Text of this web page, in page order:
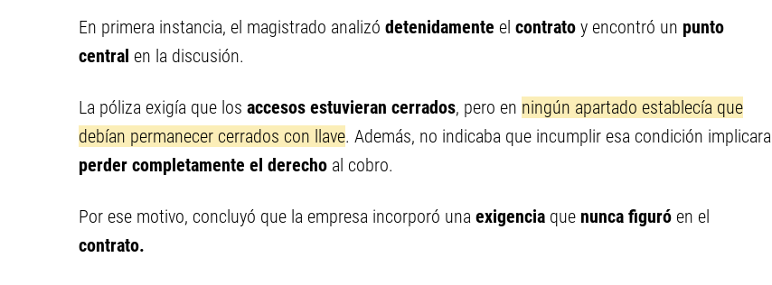
En primera instancia, el magistrado analizó detenidamente el contrato y encontró un punto
central en la discusión.
La póliza exigía que los accesos estuvieran cerrados, pero en ningún apartado establecía que
debían permanecer cerrados con llave. Además, no indicaba que incumplir esa condición implicara
perder completamente el derecho al cobro.
Por ese motivo, concluyó que la empresa incorporó una exigencia que nunca figuró en el
contrato.